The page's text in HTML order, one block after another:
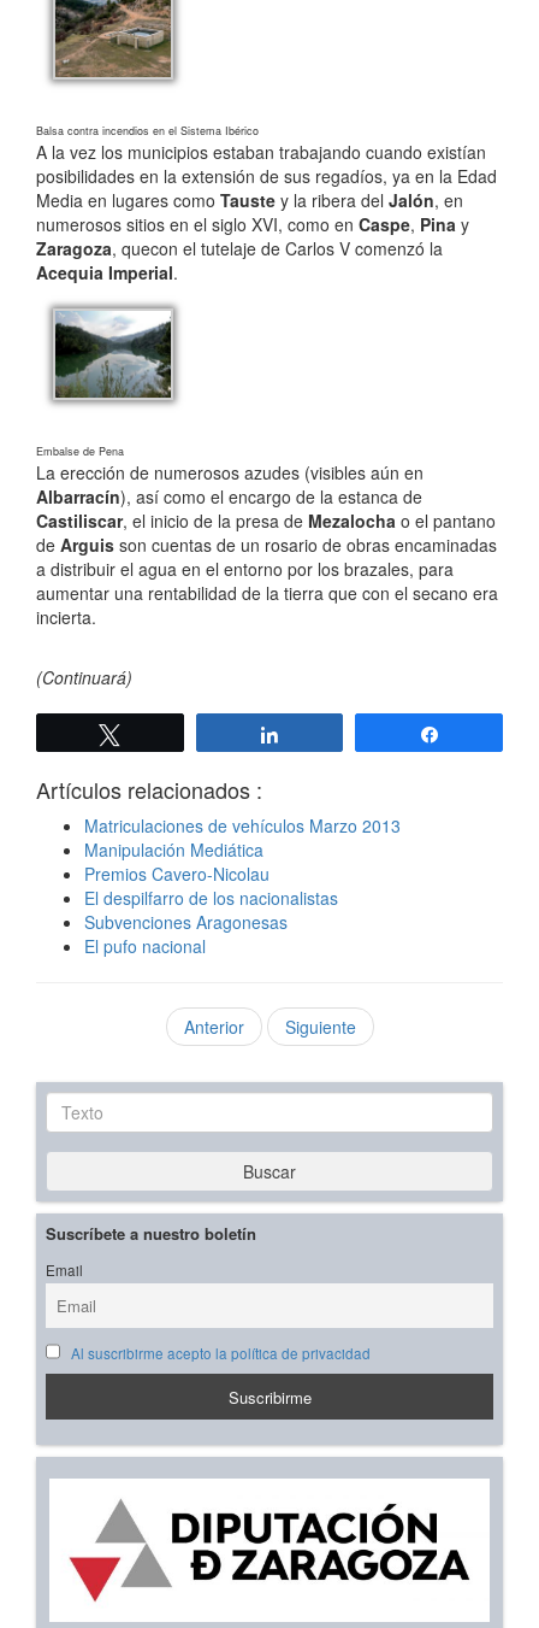
Balsa contra incendios en el Sistema Ibérico
A la vez los municipios estaban trabajando cuando existían
posibilidades en la extensión de sus regadíos, ya en la Edad
Media en lugares como Tauste y la ribera del Jalón, en
numerosos sitios en el siglo XVI, como en Caspe, Pina y
Zaragoza, quecon el tutelaje de Carlos V comenzó la
Acequia Imperial.
Embalse de Pena
La erección de numerosos azudes (visibles aún en
Albarracín), así como el encargo de la estanca de
Castiliscar, el inicio de la presa de Mezalocha o el pantano
de Arguis son cuentas de un rosario de obras encaminadas
a distribuir el agua en el entorno por los brazales, para
aumentar una rentabilidad de la tierra que con el secano era
incierta.
(Continuará)
Artículos relacionados :
Matriculaciones de vehículos Marzo 2013
Manipulación Mediática
Premios Cavero-Nicolau
El despilfarro de los nacionalistas
Subvenciones Aragonesas
El pufo nacional
Anterior Siguiente
Texto
Buscar
Suscríbete a nuestro boletín
Email
Al suscribirme acepto la política de privacidad